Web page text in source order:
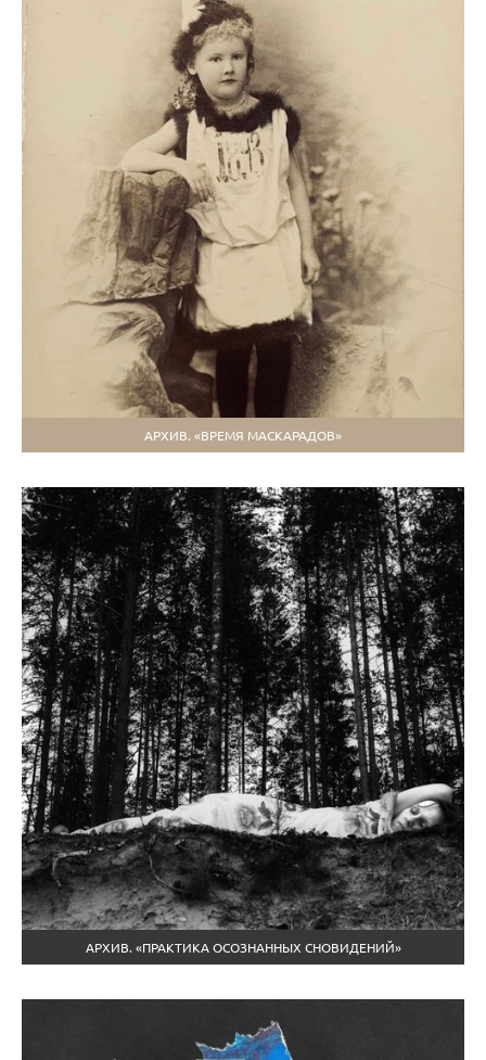
АРХИВ. «ВРЕМЯ МАСКАРАДОВ»
АРХИВ. «ПРАКТИКА ОСОЗНАННЫХ СНОВИДЕНИЙ»